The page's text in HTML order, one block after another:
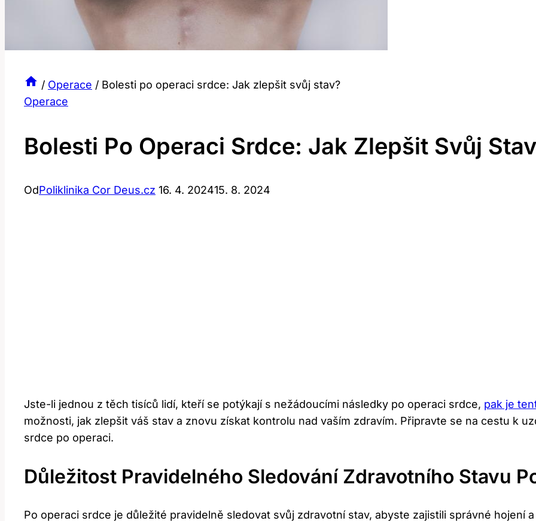
/ Operace / Bolesti po operaci srdce: Jak zlepšit svůj stav?
Operace
Bolesti Po Operaci Srdce: Jak Zlepšit Svůj
OdPoliklinika Cor Deus.cz 16. 4. 202415. 8. 2024
Jste-li jednou z těch tisíců lidí, kteří se potýkají s nežádoucími následky po operaci srdce, pak je
možnosti, jak zlepšit váš stav a znovu získat kontrolu nad vaším zdravím. Připravte se na cestu k
srdce po operaci.
Důležitost Pravidelného Sledování Zdravotního Stavu
Po operaci srdce je důležité pravidelně sledovat svůj zdravotní stav, abyste zajistili správné hojení